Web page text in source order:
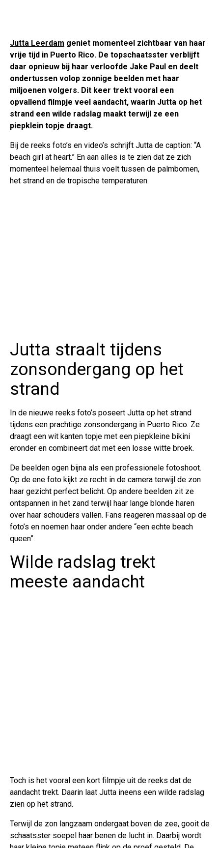
Jutta Leerdam geniet momenteel zichtbaar van haar
vrije tijd in Puerto Rico. De topschaatsster verblijft
daar opnieuw bij haar verloofde Jake Paul en deelt
ondertussen volop zonnige beelden met haar
miljoenen volgers. Dit keer trekt vooral een
opvallend filmpje veel aandacht, waarin Jutta op het
strand een wilde radslag maakt terwijl ze een
piepklein topje draagt.
Bij de reeks foto’s en video’s schrijft Jutta de caption: “A
beach girl at heart.” En aan alles is te zien dat ze zich
momenteel helemaal thuis voelt tussen de palmbomen,
het strand en de tropische temperaturen.
Jutta straalt tijdens
zonsondergang op het
strand
In de nieuwe reeks foto’s poseert Jutta op het strand
tijdens een prachtige zonsondergang in Puerto Rico. Ze
draagt een wit kanten topje met een piepkleine bikini
eronder en combineert dat met een losse witte broek.
De beelden ogen bijna als een professionele fotoshoot.
Op de ene foto kijkt ze recht in de camera terwijl de zon
haar gezicht perfect belicht. Op andere beelden zit ze
ontspannen in het zand terwijl haar lange blonde haren
over haar schouders vallen. Fans reageren massaal op de
foto’s en noemen haar onder andere “een echte beach
queen”.
Wilde radslag trekt
meeste aandacht
Toch is het vooral een kort filmpje uit de reeks dat de
aandacht trekt. Daarin laat Jutta ineens een wilde radslag
zien op het strand.
Terwijl de zon langzaam ondergaat boven de zee, gooit de
schaatsster soepel haar benen de lucht in. Daarbij wordt